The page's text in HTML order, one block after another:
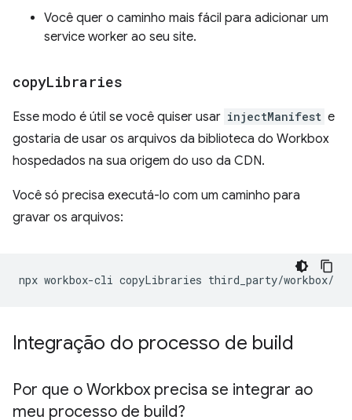
Você quer o caminho mais fácil para adicionar um
service worker ao seu site.
copyLibraries
Esse modo é útil se você quiser usar injectManifest e
gostaria de usar os arquivos da biblioteca do Workbox
hospedados na sua origem do uso da CDN.
Você só precisa executá-lo com um caminho para
gravar os arquivos:
npx workbox-cli copyLibraries
Integração do processo de build
Por que o Workbox precisa se integrar ao
meu processo de build?